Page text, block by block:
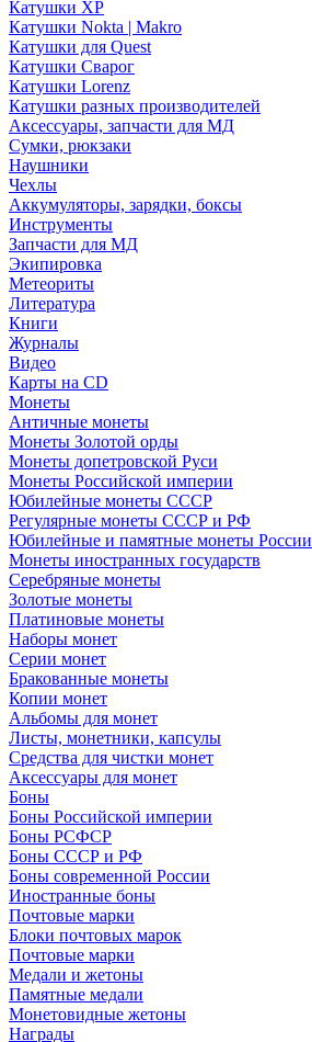
Катушки XP
Катушки Nokta | Makro
Катушки для Quest
Катушки Сварог
Катушки Lorenz
Катушки разных производителей
Аксессуары, запчасти для МД
Сумки, рюкзаки
Наушники
Чехлы
Аккумуляторы, зарядки, боксы
Инструменты
Запчасти для МД
Экипировка
Метеориты
Литература
Книги
Журналы
Видео
Карты на CD
Монеты
Античные монеты
Монеты Золотой орды
Монеты допетровской Руси
Монеты Российской империи
Юбилейные монеты СССР
Регулярные монеты СССР и РФ
Юбилейные и памятные монеты России
Монеты иностранных государств
Серебряные монеты
Золотые монеты
Платиновые монеты
Наборы монет
Серии монет
Бракованные монеты
Копии монет
Альбомы для монет
Листы, монетники, капсулы
Средства для чистки монет
Аксессуары для монет
Боны
Боны Российской империи
Боны РСФСР
Боны СССР и РФ
Боны современной России
Иностранные боны
Почтовые марки
Блоки почтовых марок
Почтовые марки
Медали и жетоны
Памятные медали
Монетовидные жетоны
Награды